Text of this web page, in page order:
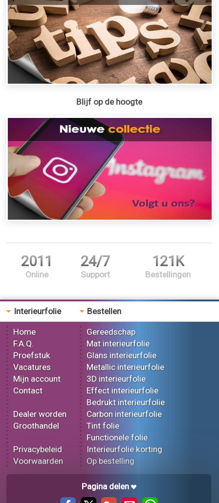
Blijf op de hoogte
2011
Online
24/7
Support
121K
Bestellingen
Interieurfolie
Home
F.A.Q.
Proefstuk
Vacatures
Mijn account
Contact
Dealer worden
Groothandel
Privacybeleid
Voorwaarden
Bestellen
Gereedschap
Mat interieurfolie
Glans interieurfolie
Metallic interieurfolie
3D interieurfolie
Effect interieurfolie
Bedrukt interieurfolie
Carbon interieurfolie
Tint folie
Functionele folie
Interieurfolie korting
Op bestelling
Pagina delen